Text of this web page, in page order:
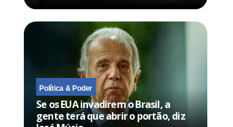
Política & Poder
Se os EUA invadirem o Brasil, a
gente terá que abrir o portão, diz